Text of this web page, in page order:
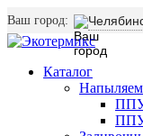
Ваш город:
Каталог
ППУ
ППУ